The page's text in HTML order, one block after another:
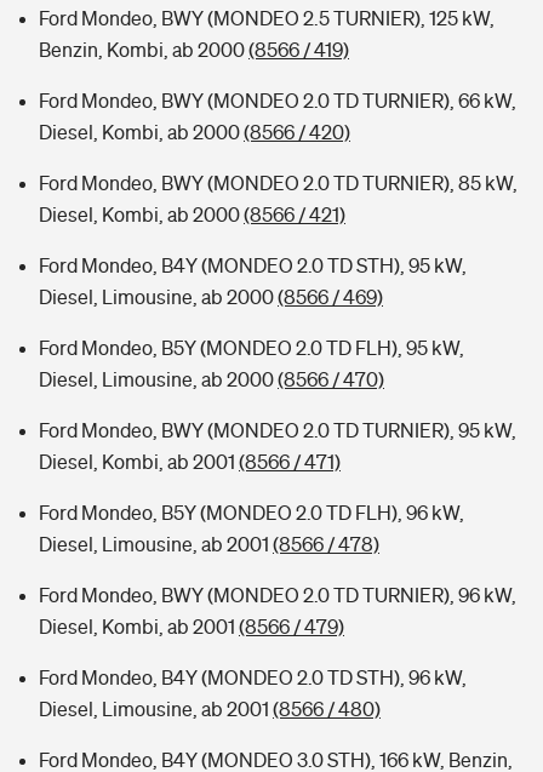
Ford Mondeo, BWY (MONDEO 2.5 TURNIER), 125 kW,
Benzin, Kombi, ab 2000(8566 / 419)
Ford Mondeo, BWY (MONDEO 2.0 TD TURNIER), 66 kW,
Diesel, Kombi, ab 2000(8566 / 420)
Ford Mondeo, BWY (MONDEO 2.0 TD TURNIER), 85 kW,
Diesel, Kombi, ab 2000(8566 / 421)
Ford Mondeo, B4Y (MONDEO 2.0 TD STH), 95 kW,
Diesel, Limousine, ab 2000(8566 / 469)
Ford Mondeo, B5Y (MONDEO 2.0 TD FLH), 95 kW,
Diesel, Limousine, ab 2000(8566 / 470)
Ford Mondeo, BWY (MONDEO 2.0 TD TURNIER), 95 kW,
Diesel, Kombi, ab 2001 (8566 / 471)
Ford Mondeo, B5Y (MONDEO 2.0 TD FLH), 96 kW,
Diesel, Limousine, ab 2001 (8566 / 478)
Ford Mondeo, BWY (MONDEO 2.0 TD TURNIER), 96 kW,
Diesel, Kombi, ab 2001 (8566 / 479)
Ford Mondeo, B4Y (MONDEO 2.0 TD STH), 96 kW,
Diesel, Limousine, ab 2001 (8566 / 480)
Ford Mondeo, B4Y (MONDEO 3.0 STH), 166 kW, Benzin,